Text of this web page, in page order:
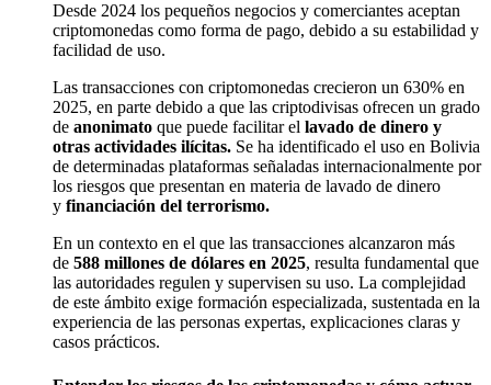
Desde 2024 los pequeños negocios y comerciantes aceptan
criptomonedas como forma de pago, debido a su estabilidad y
facilidad de uso.
Las transacciones con criptomonedas crecieron un 630% en
2025, en parte debido a que las criptodivisas ofrecen un grado
de anonimato que puede facilitar el lavado de dinero y
otras actividades ilícitas. Se ha identificado el uso en Bolivia
de determinadas plataformas señaladas internacionalmente por
los riesgos que presentan en materia de lavado de dinero
y financiación del terrorismo.
En un contexto en el que las transacciones alcanzaron más
de 588 millones de dólares en 2025, resulta fundamental que
las autoridades regulen y supervisen su uso. La complejidad
de este ámbito exige formación especializada, sustentada en la
experiencia de las personas expertas, explicaciones claras y
casos prácticos.